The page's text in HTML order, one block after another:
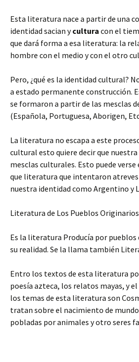
Esta literatura nace a partir de una
identidad sacian ycultura con el
que dará forma a esa literatura: la
hombre con el medio y con el otro
Pero, ¿qué es la identidad cultural?
a estado permanente construcción.
se formaron a partir de las mesclas
(Española, Portuguesa, Aborigen,
La literatura no escapa a este
cultural esto quiere decir que
mesclas culturales. Esto puede
que literatura que intentaron atreves
nuestra identidad como Argentino y
Literatura de Los Pueblos Originarios
Es la literatura Producía por pueblos
su realidad. Se la llama también
Entro los textos de esta literatura
poesía azteca, los relatos mayas, y
los temas de esta literatura son
tratan sobre el nacimiento de
pobladas por animales y otro seres